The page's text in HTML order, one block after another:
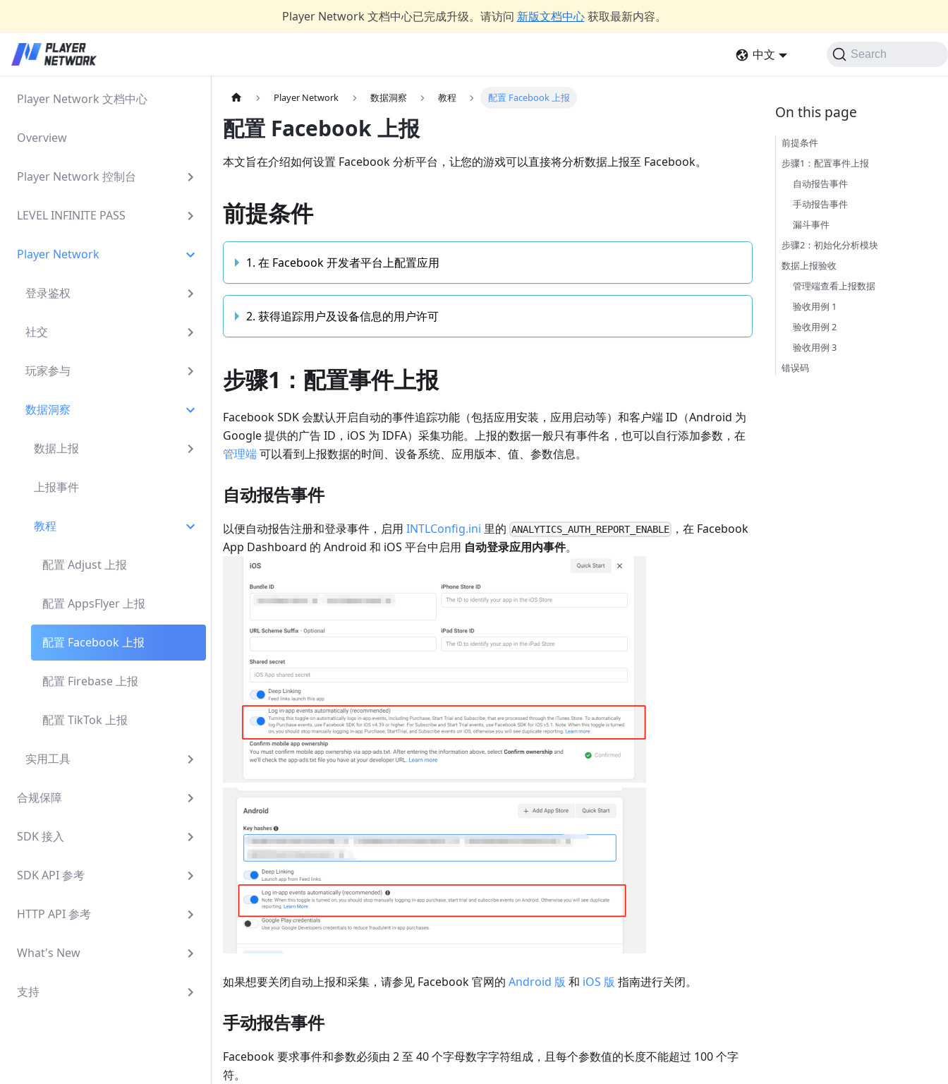
Player Network 文档中心已完成升级。请访问 新版文档中心 获取最新内容。
中文 Search
Player Network 文档中心
Overview
Player Network 控制台
LEVEL INFINITE PASS
Player Network
登录鉴权
社交
玩家参与
数据洞察
数据上报
上报事件
教程
配置 Adjust 上报
配置 AppsFlyer 上报
配置 Facebook 上报
配置 Firebase 上报
配置 TikTok 上报
实用工具
合规保障
SDK 接入
SDK API 参考
HTTP API 参考
What's New
支持
Player Network 数据洞察 教程 配置 Facebook 上报
配置 Facebook 上报
本文旨在介绍如何设置 Facebook 分析平台，让您的游戏可以直接将分析数据上报至 Facebook。
前提条件
1. 在 Facebook 开发者平台上配置应用
2. 获得追踪用户及设备信息的用户许可
步骤1：配置事件上报
Facebook SDK 会默认开启自动的事件追踪功能（包括应用安装，应用启动等）和客户端 ID（Android 为
Google 提供的广告 ID，iOS 为 IDFA）采集功能。上报的数据一般只有事件名，也可以自行添加参数，在
管理端可以看到上报数据的时间、设备系统、应用版本、值、参数信息。
自动报告事件
以便自动报告注册和登录事件，启用 INTLConfig.ini 里的 ANALYTICS_AUTH_REPORT_ENABLE
，在 Facebook
App Dashboard 的 Android 和 iOS 平台中启用 自动登录应用内事件。
如果想要关闭自动上报和采集，请参见 Facebook 官网的 Android 版 和 iOS 版 指南进行关闭。
手动报告事件
Facebook 要求事件和参数必须由 2 至 40 个字母数字字符组成，且每个参数值的长度不能超过 100 个字
符。
前提条件
步骤1：配置事件上报
自动报告事件
手动报告事件
漏斗事件
步骤2：初始化分析模块
数据上报验收
管理端查看上报数据
验收用例 1
验收用例 2
验收用例 3
错误码